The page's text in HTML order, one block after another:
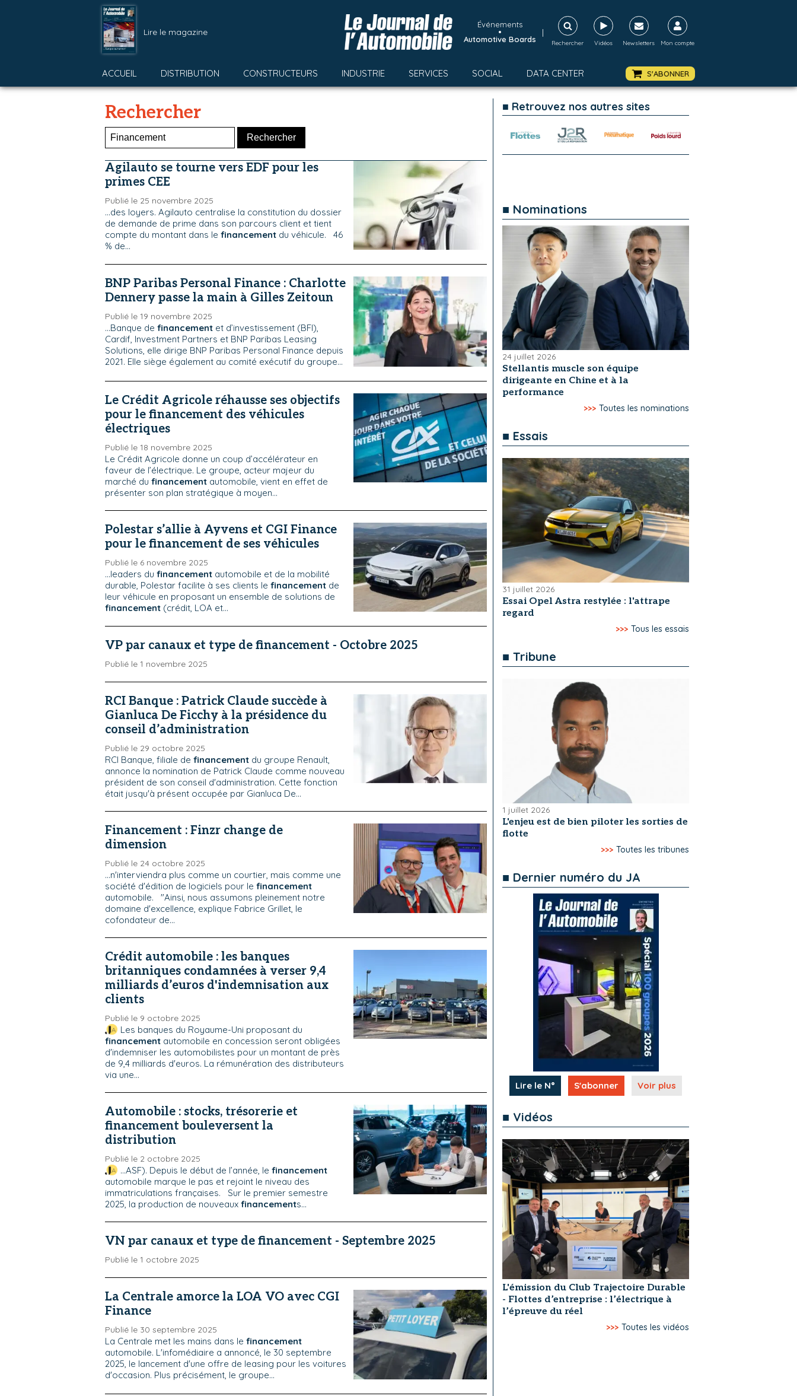
Lire le magazine
Événements
•
Automotive Boards
|
Rechercher Vidéos Newsletters Mon compte
ACCUEIL DISTRIBUTION CONSTRUCTEURS INDUSTRIE SERVICES SOCIAL DATA CENTER S'ABONNER
Rechercher
Agilauto se tourne vers EDF pour les
primes CEE
Publié le 25 novembre 2025
...des loyers. Agilauto centralise la constitution du dossier
de demande de prime dans son parcours client et tient
compte du montant dans le financement du véhicule. 46
% de...
BNP Paribas Personal Finance : Charlotte
Dennery passe la main à Gilles Zeitoun
Publié le 19 novembre 2025
...Banque de financement et d’investissement (BFI),
Cardif, Investment Partners et BNP Paribas Leasing
Solutions, elle dirige BNP Paribas Personal Finance depuis
2021. Elle siège également au comité exécutif du groupe...
Le Crédit Agricole réhausse ses objectifs
pour le financement des véhicules
électriques
Publié le 18 novembre 2025
Le Crédit Agricole donne un coup d’accélérateur en
faveur de l’électrique. Le groupe, acteur majeur du
marché du financement automobile, vient en effet de
présenter son plan stratégique à moyen...
Polestar s’allie à Ayvens et CGI Finance
pour le financement de ses véhicules
Publié le 6 novembre 2025
...leaders du financement automobile et de la mobilité
durable, Polestar facilite à ses clients le financement de
leur véhicule en proposant un ensemble de solutions de
financement (crédit, LOA et...
VP par canaux et type de financement - Octobre 2025
Publié le 1 novembre 2025
RCI Banque : Patrick Claude succède à
Gianluca De Ficchy à la présidence du
conseil d’administration
Publié le 29 octobre 2025
RCI Banque, filiale de financement du groupe Renault,
annonce la nomination de Patrick Claude comme nouveau
président de son conseil d'administration. Cette fonction
était jusqu'à présent occupée par Gianluca De...
Financement : Finzr change de
dimension
Publié le 24 octobre 2025
...n'interviendra plus comme un courtier, mais comme une
société d'édition de logiciels pour le financement
automobile. "Ainsi, nous assumons pleinement notre
domaine d'excellence, explique Fabrice Grillet, le
cofondateur de...
Crédit automobile : les banques
britanniques condamnées à verser 9,4
milliards d’euros d'indemnisation aux
clients
Publié le 9 octobre 2025
Les banques du Royaume-Uni proposant du
financement automobile en concession seront obligées
d'indemniser les automobilistes pour un montant de près
de 9,4 milliards d'euros. La rémunération des distributeurs
via une...
Automobile : stocks, trésorerie et
financement bouleversent la
distribution
Publié le 2 octobre 2025
...ASF). Depuis le début de l’année, le financement
automobile marque le pas et rejoint le niveau des
immatriculations françaises. Sur le premier semestre
2025, la production de nouveaux financements...
VN par canaux et type de financement - Septembre 2025
Publié le 1 octobre 2025
La Centrale amorce la LOA VO avec CGI
Finance
Publié le 30 septembre 2025
La Centrale met les mains dans le financement
automobile. L'infomédiaire a annoncé, le 30 septembre
2025, le lancement d'une offre de leasing pour les voitures
d'occasion. Plus précisément, le groupe...
■ Retrouvez nos autres sites
■ Nominations
24 juillet 2026
Stellantis muscle son équipe
dirigeante en Chine et à la
performance
>>> Toutes les nominations
■ Essais
31 juillet 2026
Essai Opel Astra restylée : l'attrape
regard
>>> Tous les essais
■ Tribune
1 juillet 2026
L'enjeu est de bien piloter les sorties de
flotte
>>> Toutes les tribunes
■ Dernier numéro du JA
Lire le N° S'abonner Voir plus
■ Vidéos
L'émission du Club Trajectoire Durable
- Flottes d’entreprise : l’électrique à
l’épreuve du réel
>>> Toutes les vidéos